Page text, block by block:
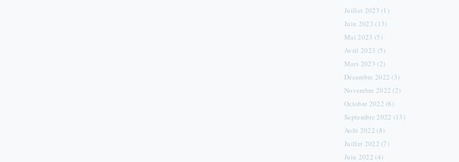
Juillet 2023 (1)
Juin 2023 (13)
Mai 2023 (5)
Avril 2023 (5)
Mars 2023 (2)
Décembre 2022 (3)
Novembre 2022 (2)
Octobre 2022 (8)
Septembre 2022 (13)
Août 2022 (8)
Juillet 2022 (7)
Juin 2022 (4)